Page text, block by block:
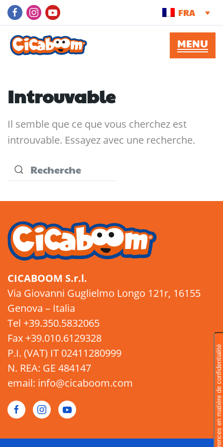
FRA
Introuvable
Il semble que ce que vous cherchez est
introuvable. Essayez avec une recherche.
CICABOOM S.r.l.
Via Giovanni Guglielmo Longo 121r, 16155
Genova – Italia
Tel +39.350.5832065
Fax +39.010.6129328
P.I. (VAT) IT 02411280999
N. REA: GE 484147
email: info@cicaboom.com